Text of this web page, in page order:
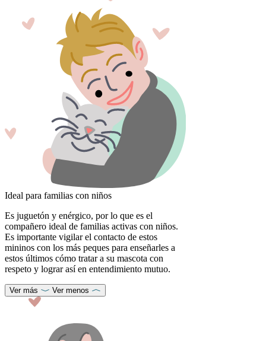
Ideal para familias con niños
Es juguetón y enérgico, por lo que es el
compañero ideal de familias activas con niños.
Es importante vigilar el contacto de estos
mininos con los más peques para enseñarles a
estos últimos cómo tratar a su mascota con
respeto y lograr así en entendimiento mutuo.
Ver más Ver menos